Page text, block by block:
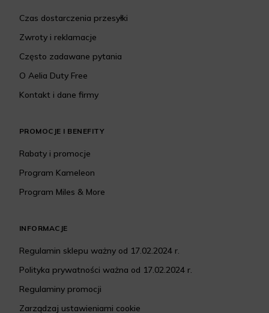
Czas dostarczenia przesyłki
Zwroty i reklamacje
Często zadawane pytania
O Aelia Duty Free
Kontakt i dane firmy
PROMOCJE I BENEFITY
Rabaty i promocje
Program Kameleon
Program Miles & More
INFORMACJE
Regulamin sklepu ważny od 17.02.2024 r.
Polityka prywatności ważna od 17.02.2024 r.
Regulaminy promocji
Zarządzaj ustawieniami cookie